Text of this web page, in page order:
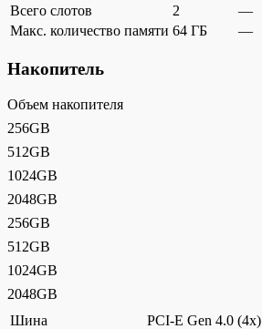
Всего слотов
2
—
Макс. количество памяти 64 ГБ —
Накопитель
Объем накопителя
256GB
512GB
1024GB
2048GB
256GB
512GB
1024GB
2048GB
Шина
PCI-E Gen 4.0 (4x)